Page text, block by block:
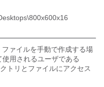
ァイルを手動で作成する場
用されるユーザである
トリとファイルにアクセス